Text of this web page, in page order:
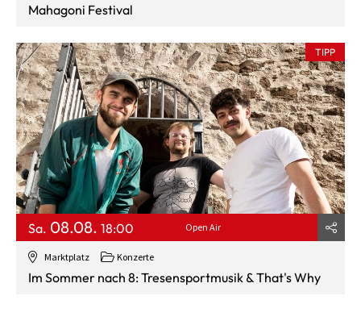
Mahagoni Festival
Marktplatz Konzerte
TIPP
Sa. 08.08. 18:00 Open Air
Im Sommer nach 8: Tresensportmusik & That's Why